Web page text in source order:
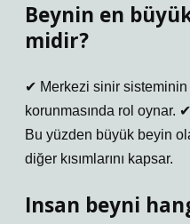
Beynin en
midir?
✔ Merkezi sinir
korunmasında rol oynar.
Bu yüzden büyük beyin
diğer kısımlarını kapsar.
Insan beyni